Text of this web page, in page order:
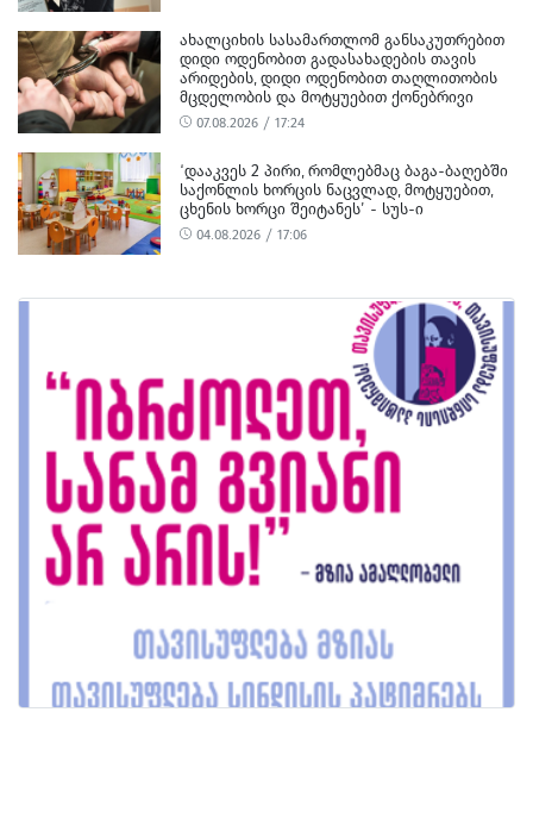
ᲐᲮᲐᲚᲪᲘᲮᲘᲡ ᲡᲐᲡᲐᲛᲐᲠᲗᲚᲝᲛ ᲒᲐᲜᲡᲐᲙᲣᲗᲠᲔᲑᲘᲗ
ᲓᲘᲓᲘ ᲝᲓᲔᲜᲝᲑᲘᲗ ᲒᲐᲓᲐᲡᲐᲮᲐᲓᲔᲑᲘᲡ ᲗᲐᲕᲘᲡ
ᲐᲠᲘᲓᲔᲑᲘᲡ, ᲓᲘᲓᲘ ᲝᲓᲔᲜᲝᲑᲘᲗ ᲗᲐᲦᲚᲘᲗᲝᲑᲘᲡ
ᲛᲪᲓᲔᲚᲝᲑᲘᲡ ᲓᲐ ᲛᲝᲢᲧᲣᲔᲑᲘᲗ ᲥᲝᲜᲔᲑᲠᲘᲕᲘ
ᲓᲐᲖᲘᲐᲜᲔᲑᲘᲡ ᲤᲐᲥᲢᲔᲑᲖᲔ 1 ᲞᲘᲠᲘ ᲓᲐᲛᲜᲐᲨᲐᲕᲔᲓ
ᲪᲜᲝ
07.08.2026 / 17:24
‘ᲓᲐᲐᲙᲕᲔᲡ 2 ᲞᲘᲠᲘ, ᲠᲝᲛᲚᲔᲑᲛᲐᲪ ᲑᲐᲒᲐ-ᲑᲐᲦᲔᲑᲨᲘ
ᲡᲐᲥᲝᲜᲚᲘᲡ ᲮᲝᲠᲪᲘᲡ ᲜᲐᲪᲕᲚᲐᲓ, ᲛᲝᲢᲧᲣᲔᲑᲘᲗ,
ᲪᲮᲔᲜᲘᲡ ᲮᲝᲠᲪᲘ ᲨᲔᲘᲢᲐᲜᲔᲡ’ - ᲡᲣᲡ-Ი
04.08.2026 / 17:06